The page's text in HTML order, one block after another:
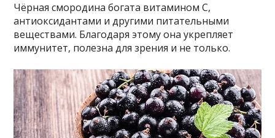
Чёрная смородина богата витамином С,
антиоксидантами и другими питательными
веществами. Благодаря этому она укрепляет
иммунитет, полезна для зрения и не только.